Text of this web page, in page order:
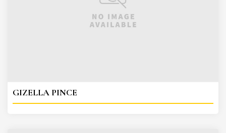
GIZELLA PINCE